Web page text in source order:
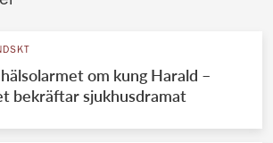
om kung Harald –
bekräftar sjukhusdramat